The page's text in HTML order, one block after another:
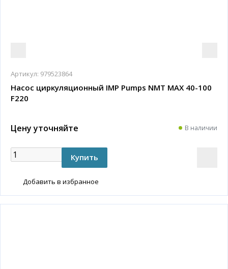
Артикул: 979523864
Насос циркуляционный IMP Pumps NMT MAX 40-100
F220
Цену уточняйте В наличии
Добавить в избранное